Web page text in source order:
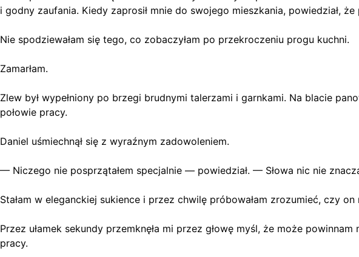
i godny zaufania. Kiedy zaprosił mnie do swojego mieszkania, powiedział,
Nie spodziewałam się tego, co zobaczyłam po przekroczeniu progu kuchni.
Zamarłam.
Zlew był wypełniony po brzegi brudnymi talerzami i garnkami. Na blacie
połowie pracy.
Daniel uśmiechnął się z wyraźnym zadowoleniem.
— Niczego nie posprzątałem specjalnie — powiedział. — Słowa nic nie
Stałam w eleganckiej sukience i przez chwilę próbowałam zrozumieć, czy
Przez ułamek sekundy przemknęła mi przez głowę myśl, że może
pracy.